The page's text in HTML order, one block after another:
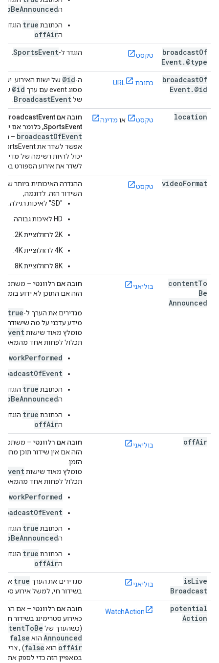
ה
הכתובת true
הoffAir
broadcastOf
Event. @type
טקסט הוגדר ל- SportsEvent
broadcastOf
Event. @id
כתובת URL ה-@id של ישות האירוע. יש
מסוג event עם ערך
@id
של
BroadcastEvent
location טקסט או מדינה
SportsEvent, כלומר אם יש לו מאפיין
broadcastOfEvent
–
יכול להיות רשימה של
לשדר את אירוע הספורט
videoFormat טקסט
ההגדרה האיכותית ביותר
השידור הזה. לדוגמה,
‫"SD" לאיכות רגילה.
‫HD לאיכות גבוהה.
‫2K לרזולוציית 2K.
‫4K לרזולוציית 4K.
‫8K לרזולוציית 8K.
contentTo
Be
Announced
בוליאני חובה אם רלוונטי –
הזה אם התוכן לא ידוע בזמן
מגדירים את הערך ל-true
מידע עדכני על מה שישודר,
מומלץ מאוד שישותEvent
תכלול לפחות אחד
workPerformed
הכתובת true
ה
הכתובת true
הoffAir
offAir בוליאני חובה אם רלוונטי –
הזה אם אין שידור תוכן
הזמן.
מומלץ מאוד שישותEvent
תכלול לפחות אחד
workPerformed
הכתובת true
ה
הכתובת true
הoffAir
isLive
Broadcast
בוליאני מגדירים את הערך true אם
בשידור חי, למשל אירוע
potential
Action
WatchAction חובה אם רלוונטי – אם
כאירוע סטרימינג בשידור חי
(כשהערך של
ToBe
Announced הוא false
offAir הוא false
) ,
במאפיין הזה כדי לספק את